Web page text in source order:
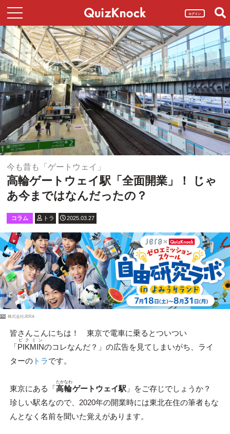
ログイン
今も昔も「ゲートウェイ」
高輪ゲートウェイ駅「全面開業」！ じゃ
あ今まではなんだったの？
コラム トラ 2025.03.27
PR 株式会社JERA
皆さんこんにちは！ 東京で電車に乗るとついつい
「PIKMIN
ピクミン
のコレなんだ？」の広告を見てしまいがち、ライ
ターのトラです。
東京にある「高輪
たかなわ
ゲートウェイ駅 」をご存じでしょうか？
珍しい駅名なので、2020年の開業時には東北在住の筆者もな
んとなく名前を聞いた覚えがあります。